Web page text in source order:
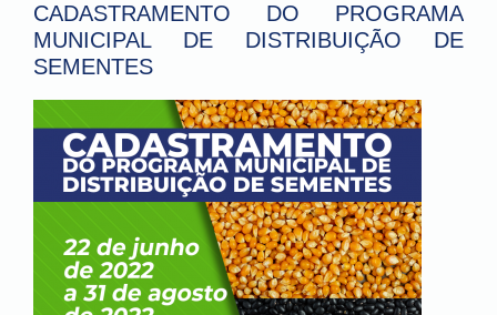
CADASTRAMENTO DO PROGRAMA
MUNICIPAL DE DISTRIBUIÇÃO DE
SEMENTES